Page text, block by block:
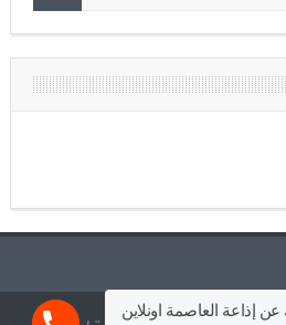
إذاعة العاصمة اونلاين